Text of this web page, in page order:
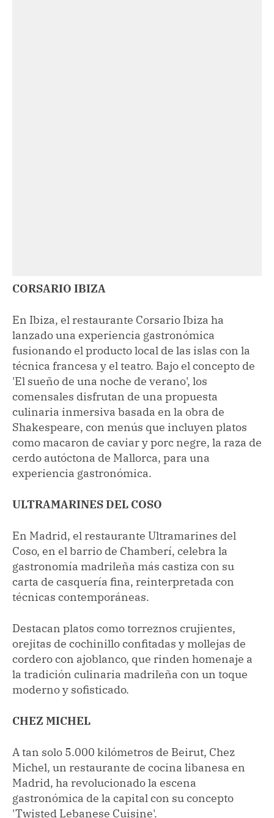
CORSARIO IBIZA
En Ibiza, el restaurante Corsario Ibiza ha
lanzado una experiencia gastronómica
fusionando el producto local de las islas con la
técnica francesa y el teatro. Bajo el concepto de
'El sueño de una noche de verano', los
comensales disfrutan de una propuesta
culinaria inmersiva basada en la obra de
Shakespeare, con menús que incluyen platos
como macaron de caviar y porc negre, la raza de
cerdo autóctona de Mallorca, para una
experiencia gastronómica.
ULTRAMARINES DEL COSO
En Madrid, el restaurante Ultramarines del
Coso, en el barrio de Chamberí, celebra la
gastronomía madrileña más castiza con su
carta de casquería fina, reinterpretada con
técnicas contemporáneas.
Destacan platos como torreznos crujientes,
orejitas de cochinillo confitadas y mollejas de
cordero con ajoblanco, que rinden homenaje a
la tradición culinaria madrileña con un toque
moderno y sofisticado.
CHEZ MICHEL
A tan solo 5.000 kilómetros de Beirut, Chez
Michel, un restaurante de cocina libanesa en
Madrid, ha revolucionado la escena
gastronómica de la capital con su concepto
'Twisted Lebanese Cuisine'.